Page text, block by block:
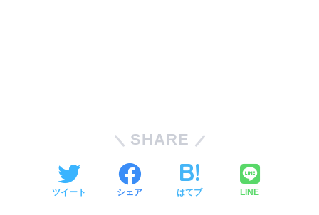
SHARE
ツイート シェア はてブ LINE